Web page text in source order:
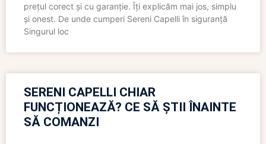
prețul corect și cu garanție. Îți explicăm mai jos, simplu
și onest. De unde cumperi Sereni Capelli în siguranță
Singurul loc
SERENI CAPELLI CHIAR
FUNCȚIONEAZĂ? CE SĂ ȘTII ÎNAINTE
SĂ COMANZI